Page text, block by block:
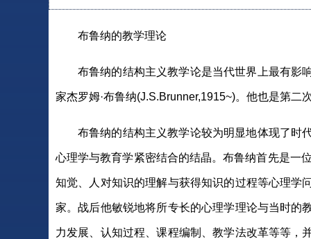
布鲁纳的教学理论
布鲁纳的结构主义教学论是当代世界上最有影
家杰罗姆·布鲁纳(J.S.Brunner,1915~)。他也是第
布鲁纳的结构主义教学论较为明显地体现了时
心理学与教育学紧密结合的结晶。布鲁纳首先是一
知觉、人对知识的理解与获得知识的过程等心理学
家。战后他敏锐地将所专长的心理学理论与当时的
力发展、认知过程、课程编制、教学法改革等等，